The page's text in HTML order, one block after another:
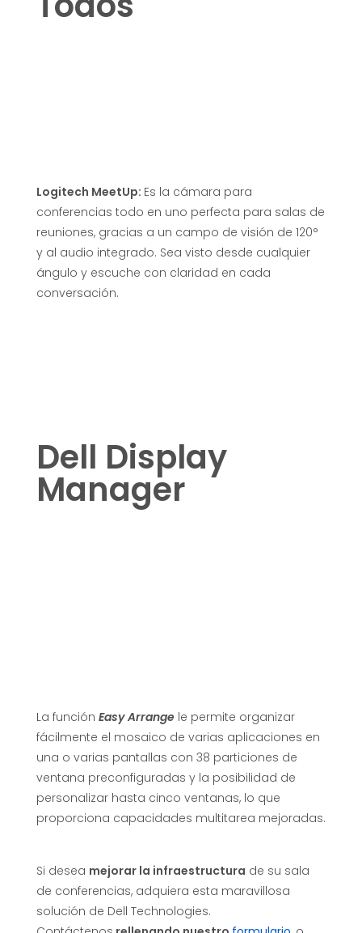
Logitech MeetUp: Es la cámara para
conferencias todo en uno perfecta para salas de
reuniones, gracias a un campo de visión de 120°
y al audio integrado. Sea visto desde cualquier
ángulo y escuche con claridad en cada
conversación.
Dell Display
Manager
La función Easy Arrange le permite organizar
fácilmente el mosaico de varias aplicaciones en
una o varias pantallas con 38 particiones de
ventana preconfiguradas y la posibilidad de
personalizar hasta cinco ventanas, lo que
proporciona capacidades multitarea mejoradas.
Si desea mejorar la infraestructura de su sala
de conferencias, adquiera esta maravillosa
solución de Dell Technologies.